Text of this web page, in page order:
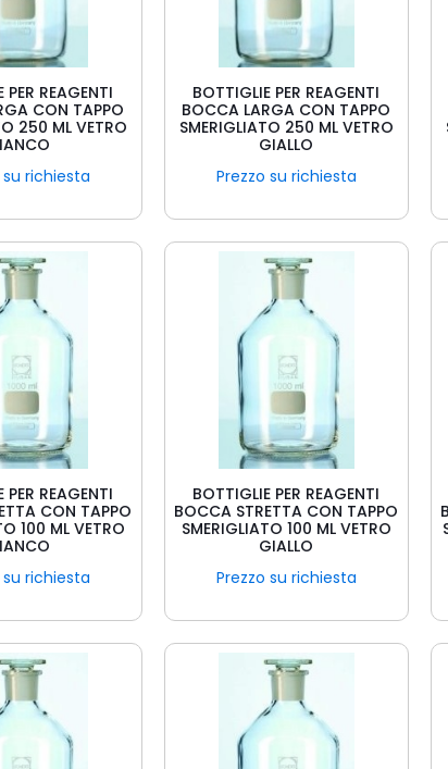
PER REAGENTI
CON TAPPO
250 ML VETRO
su richiesta
BOTTIGLIE PER REAGENTI
BOCCA LARGA CON TAPPO
SMERIGLIATO 250 ML VETRO
GIALLO
Prezzo su richiesta
PER REAGENTI
CON TAPPO
100 ML VETRO
su richiesta
BOTTIGLIE PER REAGENTI
BOCCA STRETTA CON TAPPO
SMERIGLIATO 100 ML VETRO
GIALLO
Prezzo su richiesta